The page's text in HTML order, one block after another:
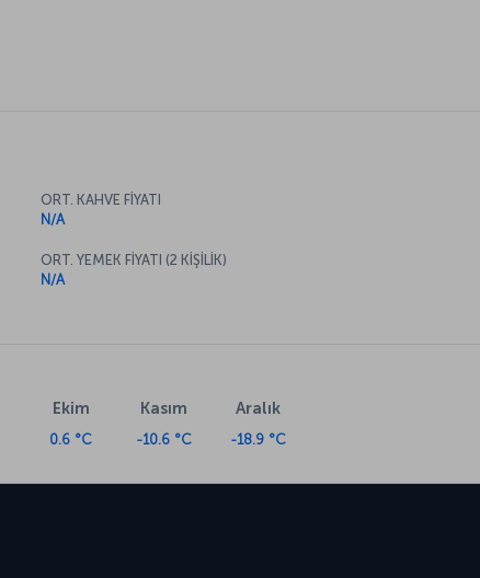
ORT. KAHVE FİYATI
N/A
ORT. YEMEK FİYATI (2 KİŞİLİK)
N/A
Ekim
0.6 °C
Kasım
-10.6 °C
Aralık
-18.9 °C